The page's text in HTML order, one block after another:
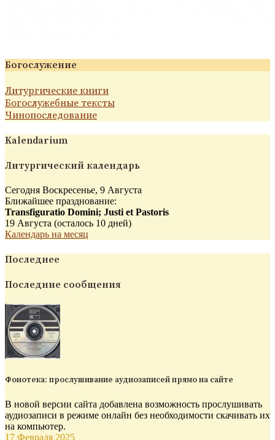
Богослужение
Литургические книги
Богослужебные тексты
Чинопоследование
Kalendarium
Литургический календарь
Сегодня Воскресенье, 9 Августа
Ближайшее празднование:
Transfiguratio Domini; Justi et Pastoris
19 Августа (осталось 10 дней)
Календарь на месяц
Последнее
Последние сообщения
Фонотека: прослушивание аудиозаписей прямо на сайте
В новой версии сайта добавлена возможность прослушивать
аудиозаписи в режиме онлайн без необходимости скачивать их
на компьютер.
17 Февраля 2025